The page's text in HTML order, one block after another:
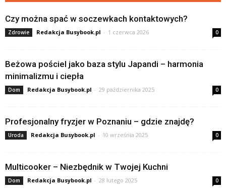
Czy można spać w soczewkach kontaktowych?
Zdrowie Redakcja Busybook.pl - 1 czerwca 2026 0
Beżowa pościel jako baza stylu Japandi – harmonia
minimalizmu i ciepła
Dom Redakcja Busybook.pl - 29 października 2025 0
Profesjonalny fryzjer w Poznaniu – gdzie znajdę?
Uroda Redakcja Busybook.pl - 10 września 2025 0
Multicooker – Niezbędnik w Twojej Kuchni
Dom Redakcja Busybook.pl - 28 lutego 2025 0